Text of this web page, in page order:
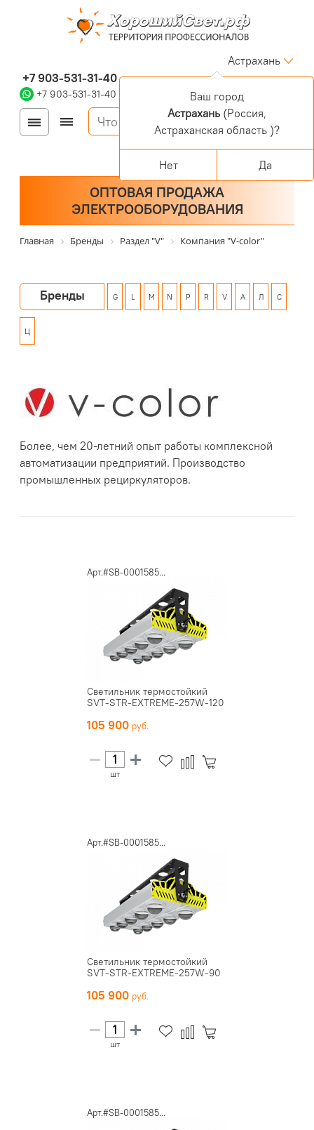
+7 903-531-31-40
+7 903-531-31-40
Астрахань
Войти
Регистрация
Корзина
0 позиций
ОПТОВАЯ ПРОДАЖА
ЭЛЕКТРООБОРУДОВАНИЯ
Главная Бренды Раздел "V" Компания "V-color"
Бренды G L M N P R V А Л С
Ц
Более, чем 20-летний опыт работы комплексной
автоматизации предприятий. Производство
промышленных рециркуляторов.
Арт.#SB-0001585...
Светильник термостойкий
SVT-STR-EXTREME-257W-120
105 900
шт
Арт.#SB-0001585...
Светильник термостойкий
SVT-STR-EXTREME-257W-90
105 900
шт
Арт.#SB-0001585...
Ваш город
Астрахань(Россия,
Астраханская область )?
Нет Да